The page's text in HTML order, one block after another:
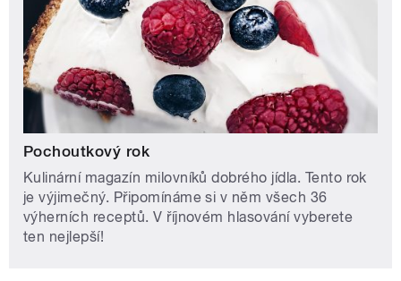
Pochoutkový rok
Kulinární magazín milovníků dobrého jídla. Tento rok
je výjimečný. Připomínáme si v něm všech 36
výherních receptů. V říjnovém hlasování vyberete
ten nejlepší!